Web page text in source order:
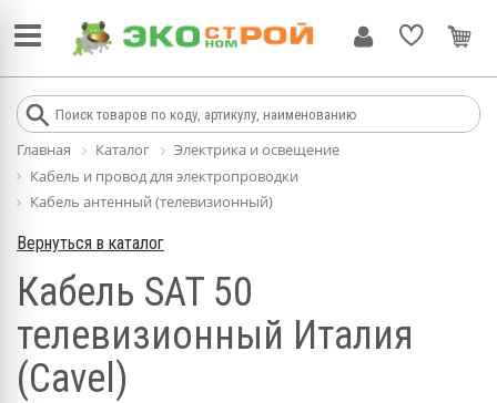
Главная Каталог
Электрика и освещение
Кабель и провод для электропроводки
Кабель антенный (телевизионный)
Вернуться в каталог
Кабель SAT 50
телевизионный Италия
(Cavel)